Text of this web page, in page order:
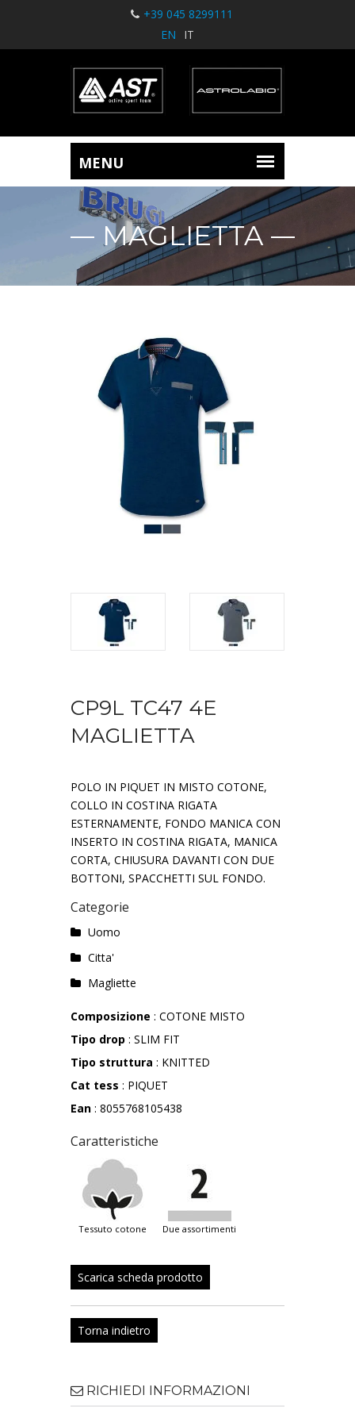
+39 045 8299111
EN
IT
MAGLIETTA
CP9L TC47 4E
MAGLIETTA
POLO IN PIQUET IN MISTO COTONE,
COLLO IN COSTINA RIGATA
ESTERNAMENTE, FONDO MANICA CON
INSERTO IN COSTINA RIGATA, MANICA
CORTA, CHIUSURA DAVANTI CON DUE
BOTTONI, SPACCHETTI SUL FONDO.
Categorie
Uomo
Citta'
Magliette
Composizione : COTONE MISTO
Tipo drop : SLIM FIT
Tipo struttura : KNITTED
Cat tess : PIQUET
Ean : 8055768105438
Caratteristiche
tessuto cotone due assortimenti
Scarica scheda prodotto
Torna indietro
RICHIEDI INFORMAZIONI